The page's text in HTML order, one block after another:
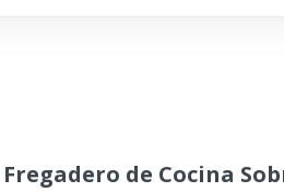
de Cocina